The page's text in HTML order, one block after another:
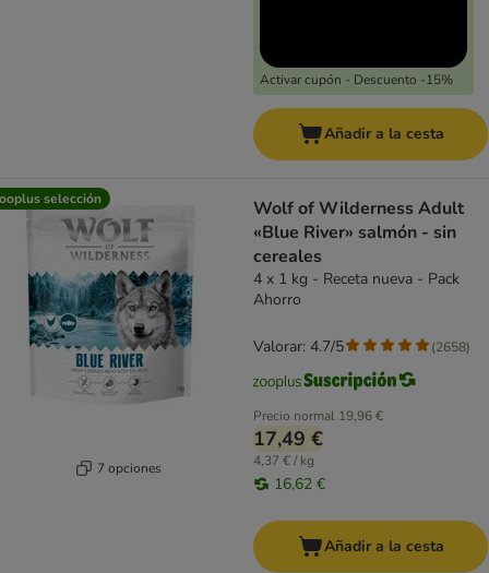
Activar cupón - Descuento -15%
Añadir a la cesta
selección
7 opciones
Wolf of Wilderness Adult
«Blue River» salmón - sin
cereales
4 x 1 kg - Receta nueva - Pack
Ahorro
Precio normal 19,96 €
17,49 €
4,37 € / kg
16,62 €
Valorar: 4.7/5 (2658)
Añadir a la cesta